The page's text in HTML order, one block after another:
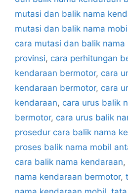
mutasi dan balik nama
mutasi dan balik nama
cara mutasi dan balik
provinsi, cara perhitungan
kendaraan bermotor, cara
kendaraan bermotor, cara
kendaraan, cara urus balik
bermotor, cara urus balik
prosedur cara balik nama
proses balik nama mobil
cara balik nama kendaraan,
nama kendaraan bermotor,